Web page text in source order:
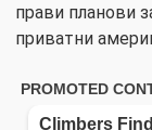
прави планови
приватни